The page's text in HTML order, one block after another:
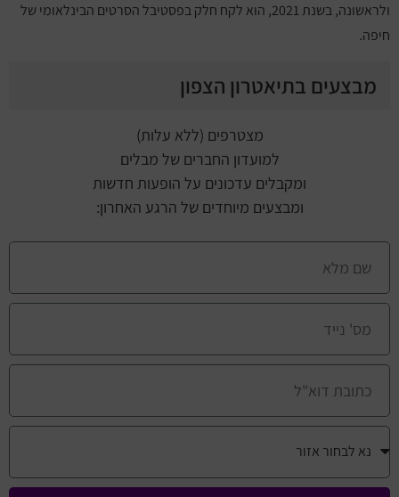
ולראשונה, בשנת 2021, הוא לקח חלק בפסטיבל הסרטים הבינלאומי של
חיפה.
מבצעים בתיאטרון הצפון
מצטרפים (ללא עלות)
למועדון החברים של מבלים
ומקבלים עדכונים על הופעות חדשות
ומבצעים מיוחדים של הרגע האחרון: